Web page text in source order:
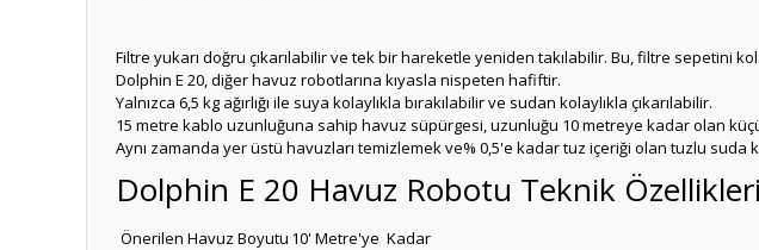
Filtre yukarı doğru çıkarılabilir ve tek bir hareketle yeniden takılabilir. Bu, filtre sepetini
Dolphin E 20, diğer havuz robotlarına kıyasla nispeten hafiftir.
Yalnızca 6,5 kg ağırlığı ile suya kolaylıkla bırakılabilir ve sudan kolaylıkla çıkarılabilir.
15 metre kablo uzunluğuna sahip havuz süpürgesi, uzunluğu 10 metreye kadar olan
Aynı zamanda yer üstü havuzları temizlemek ve% 0,5'e kadar tuz içeriği olan tuzlu suda
Dolphin E 20 Havuz Robotu Teknik
Önerilen Havuz Boyutu 10' Metre'ye Kadar